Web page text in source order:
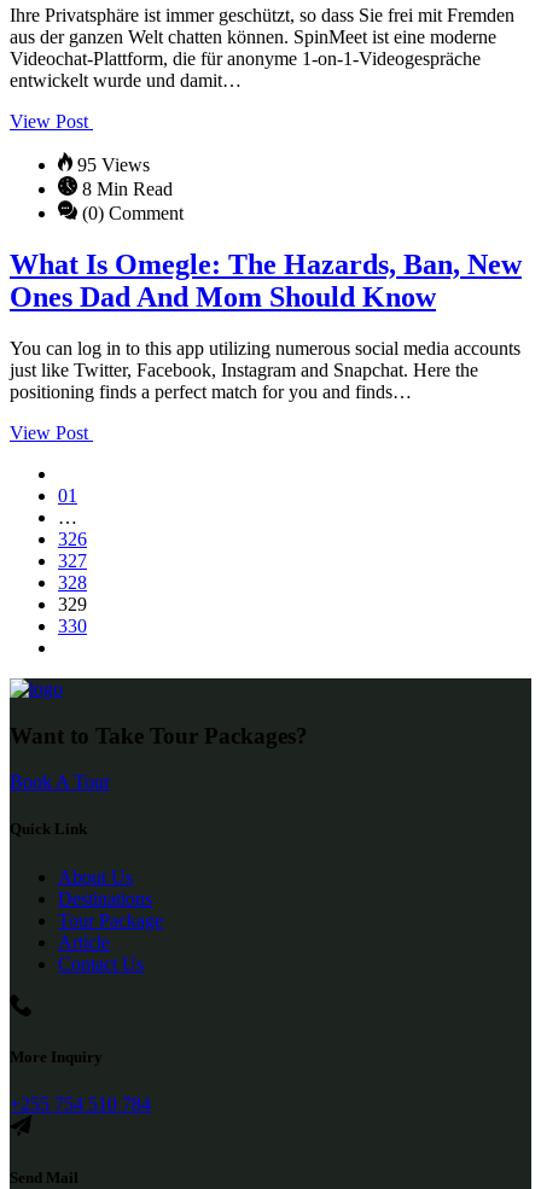
Ihre Privatsphäre ist immer geschützt, so dass Sie frei mit Fremden
aus der ganzen Welt chatten können. SpinMeet ist eine moderne
Videochat-Plattform, die für anonyme 1-on-1-Videogespräche
entwickelt wurde und damit…
View Post
95 Views
8 Min Read
(0) Comment
What Is Omegle: The Hazards, Ban, New
Ones Dad And Mom Should Know
You can log in to this app utilizing numerous social media accounts
just like Twitter, Facebook, Instagram and Snapchat. Here the
positioning finds a perfect match for you and finds…
View Post
01
…
326
327
328
329
330
Want to Take Tour Packages?
Book A Tour
Quick Link
About Us
Destinations
Tour Package
Article
Contact Us
More Inquiry
+255 754 510 784
Send Mail